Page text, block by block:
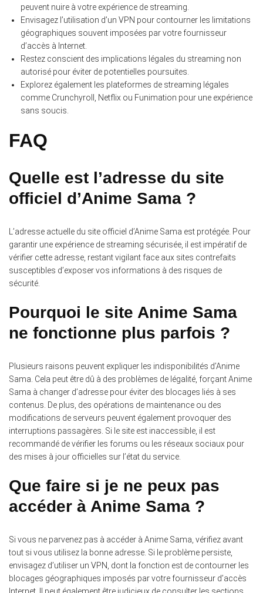
peuvent nuire à votre expérience de streaming.
Envisagez l’utilisation d’un VPN pour contourner les limitations
géographiques souvent imposées par votre fournisseur
d’accès à Internet.
Restez conscient des implications légales du streaming non
autorisé pour éviter de potentielles poursuites.
Explorez également les plateformes de streaming légales
comme Crunchyroll, Netflix ou Funimation pour une expérience
sans soucis.
FAQ
Quelle est l’adresse du site
officiel d’Anime Sama ?
L’adresse actuelle du site officiel d’Anime Sama est protégée. Pour
garantir une expérience de streaming sécurisée, il est impératif de
vérifier cette adresse, restant vigilant face aux sites contrefaits
susceptibles d’exposer vos informations à des risques de
sécurité.
Pourquoi le site Anime Sama
ne fonctionne plus parfois ?
Plusieurs raisons peuvent expliquer les indisponibilités d’Anime
Sama. Cela peut être dû à des problèmes de légalité, forçant Anime
Sama à changer d’adresse pour éviter des blocages liés à ses
contenus. De plus, des opérations de maintenance ou des
modifications de serveurs peuvent également provoquer des
interruptions passagères. Si le site est inaccessible, il est
recommandé de vérifier les forums ou les réseaux sociaux pour
des mises à jour officielles sur l’état du service.
Que faire si je ne peux pas
accéder à Anime Sama ?
Si vous ne parvenez pas à accéder à Anime Sama, vérifiez avant
tout si vous utilisez la bonne adresse. Si le problème persiste,
envisagez d’utiliser un VPN, dont la fonction est de contourner les
blocages géographiques imposés par votre fournisseur d’accès
Internet. Il peut également être judicieux de consulter les sections